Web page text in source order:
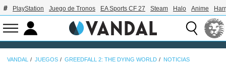
PlayStation Juego de Tronos EA Sports CF 27 Steam Halo Anime
VANDAL JUEGOS GREEDFALL 2: THE DYING WORLD NOTICIAS